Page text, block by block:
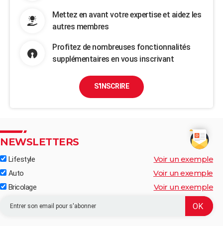
Mettez en avant votre expertise et aidez les
autres membres
Profitez de nombreuses fonctionnalités
supplémentaires en vous inscrivant
S'INSCRIRE
NEWSLETTERS
Lifestyle Voir un exemple
Auto Voir un exemple
Bricolage Voir un exemple